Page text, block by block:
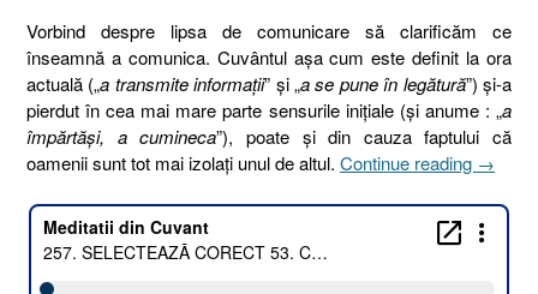
Vorbind despre lipsa de comunicare să clarificăm ce
înseamnă a comunica. Cuvântul așa cum este definit la ora
actuală („a transmite informații” și „a se pune în legătură”) și-a
pierdut în cea mai mare parte sensurile inițiale (și anume : „a
împărtăși, a cumineca”), poate și din cauza faptului că
oamenii sunt tot mai izolați unul de altul. Continue reading „257.
53.
→